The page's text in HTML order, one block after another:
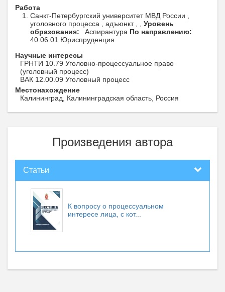
Работа
Санкт-Петербургский университет МВД России ,
уголовного процесса , адъюнкт , , Уровень
образования:
Аспирантура По направлению:
40.06.01 Юриспруденция
Научные интересы
ГРНТИ 10.79 Уголовно-процессуальное право
(уголовный процесс)
ВАК 12.00.09 Уголовный процесс
Местонахождение
Калининград, Калининградская область, Россия
Произведения автора
Статьи
К вопросу о процессуальном
интересе лица, с кот...